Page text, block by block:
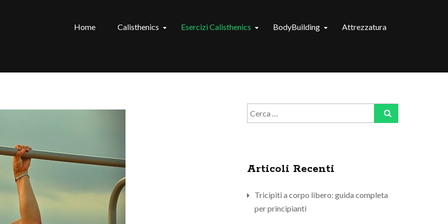
Home Calisthenics Esercizi Calisthenics BodyBuilding Attrezzatura
Ricerca
per:
Articoli Recenti
Tricipiti a corpo libero: guida completa
per principianti